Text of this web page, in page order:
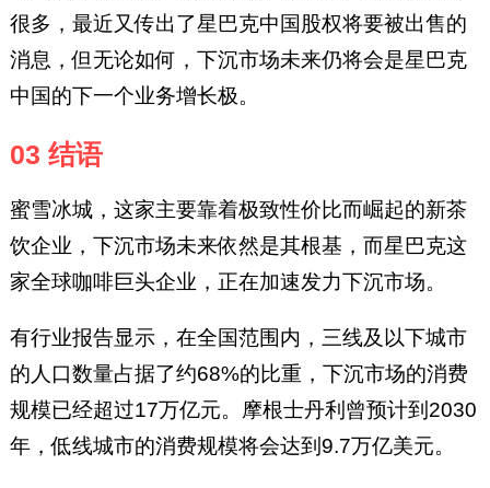
很多，最近又传出了星巴克中国股权将要被出售的
消息，但无论如何，下沉市场未来仍将会是星巴克
中国的下一个业务增长极。
03 结语
蜜雪冰城，这家主要靠着极致性价比而崛起的新茶
饮企业，下沉市场未来依然是其根基，而星巴克这
家全球咖啡巨头企业，正在加速发力下沉市场。
有行业报告显示，在全国范围内，三线及以下城市
的人口数量占据了约68%的比重，下沉市场的消费
规模已经超过17万亿元。摩根士丹利曾预计到2030
年，低线城市的消费规模将会达到9.7万亿美元。